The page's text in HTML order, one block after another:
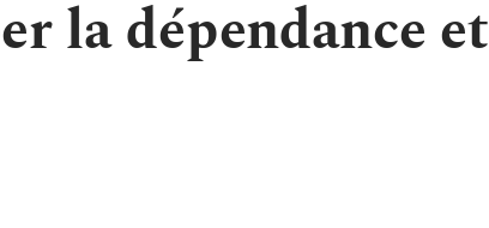
la dépendance et